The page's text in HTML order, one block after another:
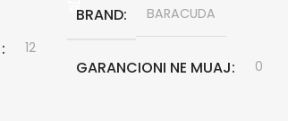
12
BRAND BARACUDA
GARANCIONI NE MUAJ 0